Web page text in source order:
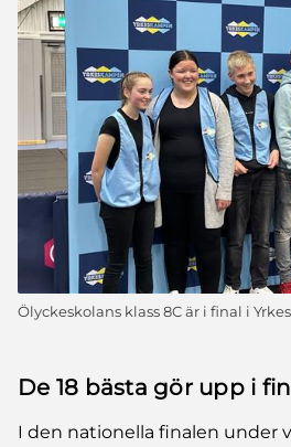
Ölyckeskolans klass 8C är i final i
De 18 bästa gör upp i
I den nationella finalen under